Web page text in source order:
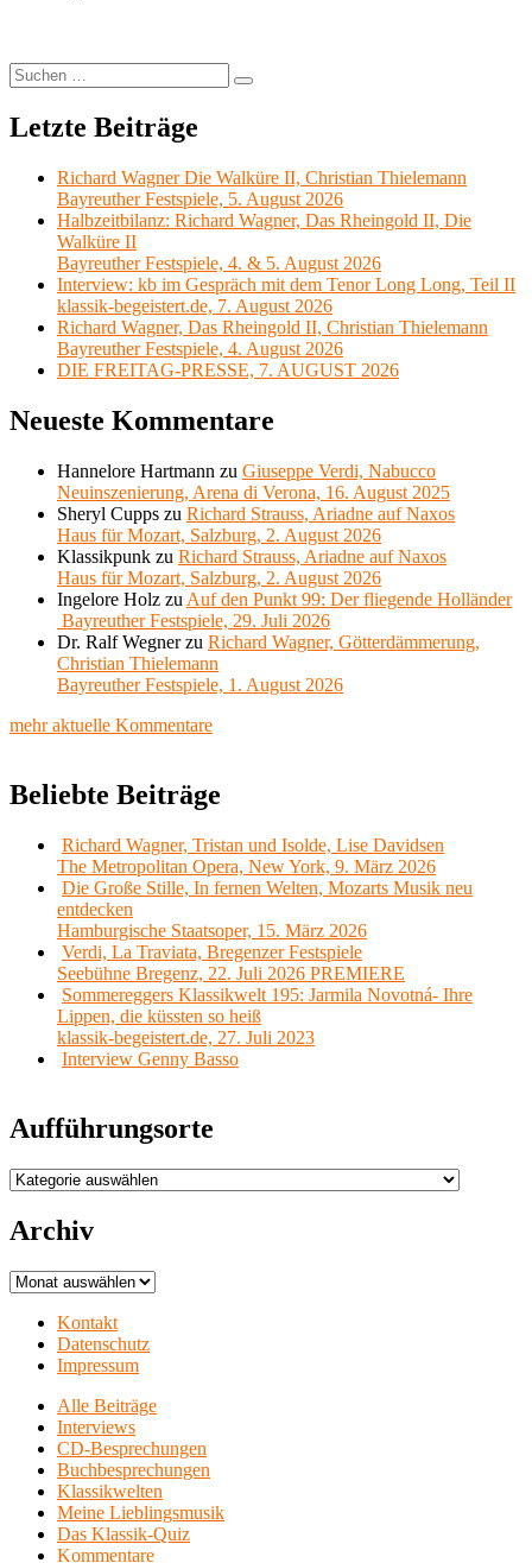
Suchen
nach:
Suchen
Letzte Beiträge
Richard Wagner Die Walküre II, Christian Thielemann
Bayreuther Festspiele, 5. August 2026
Halbzeitbilanz: Richard Wagner, Das Rheingold II, Die
Walküre II
Bayreuther Festspiele, 4. & 5. August 2026
Interview: kb im Gespräch mit dem Tenor Long Long, Teil II
klassik-begeistert.de, 7. August 2026
Richard Wagner, Das Rheingold II, Christian Thielemann
Bayreuther Festspiele, 4. August 2026
DIE FREITAG-PRESSE, 7. AUGUST 2026
Neueste Kommentare
Hannelore Hartmann zu Giuseppe Verdi, Nabucco
Neuinszenierung, Arena di Verona, 16. August 2025
Sheryl Cupps zu Richard Strauss, Ariadne auf Naxos
Haus für Mozart, Salzburg, 2. August 2026
Klassikpunk zu Richard Strauss, Ariadne auf Naxos
Haus für Mozart, Salzburg, 2. August 2026
Ingelore Holz zu Auf den Punkt 99: Der fliegende Holländer
Bayreuther Festspiele, 29. Juli 2026
Dr. Ralf Wegnerzu Richard Wagner, Götterdämmerung,
Christian Thielemann
Bayreuther Festspiele, 1. August 2026
mehr aktuelle Kommentare
Beliebte Beiträge
Richard Wagner, Tristan und Isolde, Lise Davidsen
The Metropolitan Opera, New York, 9. März 2026
Die Große Stille, In fernen Welten, Mozarts Musik neu
entdecken
Hamburgische Staatsoper, 15. März 2026
Verdi, La Traviata, Bregenzer Festspiele
Seebühne Bregenz, 22. Juli 2026 PREMIERE
Sommereggers Klassikwelt 195: Jarmila Novotná- Ihre
Lippen, die küssten so heiß
klassik-begeistert.de, 27. Juli 2023
Interview Genny Basso
Aufführungsorte
Aufführungsorte
Archiv
Archiv
Kontakt
Datenschutz
Impressum
Alle Beiträge
Interviews
CD-Besprechungen
Buchbesprechungen
Klassikwelten
Meine Lieblingsmusik
Das Klassik-Quiz
Kommentare